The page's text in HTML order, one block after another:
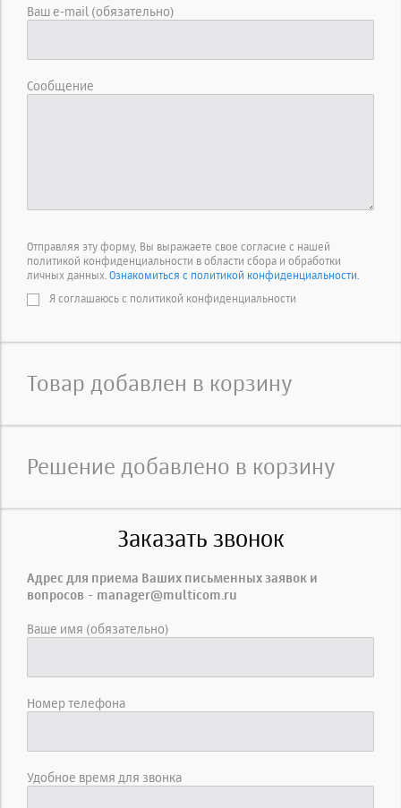
Ваш e-mail (обязательно)
Сообщение
Отправляя эту форму, Вы выражаете свое согласие с нашей
политикой конфиденциальности в области сбора и обработки
личных данных. Ознакомиться с политикой конфиденциальности.
Я соглашаюсь с политикой конфиденциальности
Товар добавлен в корзину
Решение добавлено в корзину
Заказать звонок
Адрес для приема Ваших письменных заявок и
вопросов - manager@multicom.ru
Ваше имя (обязательно)
Номер телефона
Удобное время для звонка